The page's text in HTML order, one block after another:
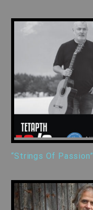
“Strings Of Passion”